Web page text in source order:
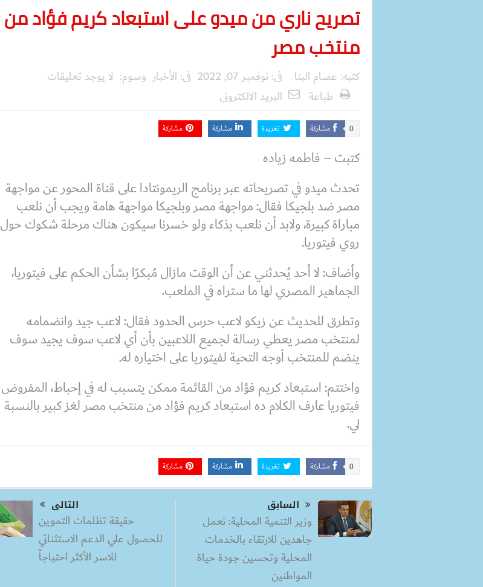
تصريح ناري من ميدو على استبعاد كريم فؤاد من
منتخب مصر
كتبه: عصام البنا فى: نوفمبر 07, 2022 فى: الأخبار وسوم: لا يوجد تعليقات
طباعة
البريد الالكترونى
مشاركة 0 تغريدة مشاركة مشاركة
كتبت – فاطمه زياده
تحدث ميدو في تصريحاته عبر برنامج الريمونتادا على قناة المحور عن مواجهة
مصر ضد بلجيكا فقال: مواجهة مصر وبلجيكا مواجهة هامة ويجب أن نلعب
مباراة كبيرة، ولابد أن نلعب بذكاء ولو خسرنا سيكون هناك مرحلة شكوك حول
روي فيتوريا.
وأضاف: لا أحد يُحدثني عن أن الوقت مازال مُبكرًا بشأن الحكم على فيتوريا،
الجماهير المصري لها ما ستراه في الملعب.
وتطرق للحديث عن زيكو لاعب حرس الحدود فقال: لاعب جيد وانضمامه
لمنتخب مصر يعطي رسالة لجميع اللاعبين بأن أي لاعب سوف يجيد سوف
ينضم للمنتخب أوجه التحية لفيتوريا على اختياره له.
واختتم: استبعاد كريم فؤاد من القائمة ممكن يتسبب له في إحباط، المفروض
فيتوريا عارف الكلام ده استبعاد كريم فؤاد من منتخب مصر لغز كبير بالنسبة
لي.
مشاركة 0 تغريدة مشاركة مشاركة
السابق
وزير التنمية المحلية: نعمل
جاهدين للارتقاء بالخدمات
المحلية وتحسين جودة حياة
المواطنين
التالى
حقيقة تظلمات التموين
للحصول علي الدعم الاستثنائي
للاسر الأكثر احتياجاً